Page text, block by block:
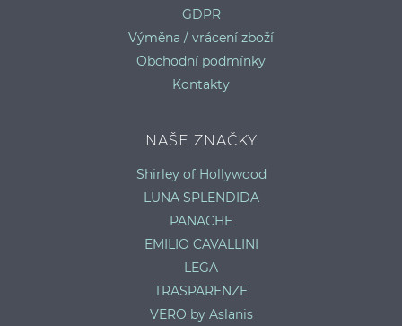
GDPR
Výměna / vrácení zboží
Obchodní podmínky
Kontakty
NAŠE ZNAČKY
Shirley of Hollywood
LUNA SPLENDIDA
PANACHE
EMILIO CAVALLINI
LEGA
TRASPARENZE
VERO by Aslanis